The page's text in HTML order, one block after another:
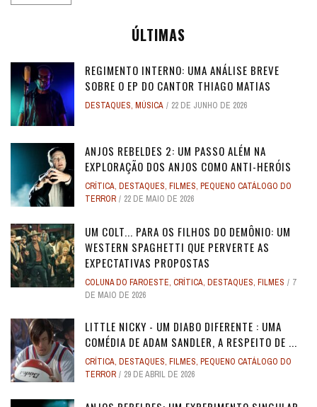
ÚLTIMAS
REGIMENTO INTERNO: UMA ANÁLISE BREVE
SOBRE O EP DO CANTOR THIAGO MATIAS
DESTAQUES, MÚSICA 22 DE JUNHO DE 2026
ANJOS REBELDES 2: UM PASSO ALÉM NA
EXPLORAÇÃO DOS ANJOS COMO ANTI-HERÓIS
CRÍTICA, DESTAQUES, FILMES, PEQUENO CATÁLOGO DO
TERROR
22 DE MAIO DE 2026
UM COLT... PARA OS FILHOS DO DEMÔNIO: UM
WESTERN SPAGHETTI QUE PERVERTE AS
EXPECTATIVAS PROPOSTAS
COLUNA DO FAROESTE, CRÍTICA, DESTAQUES, FILMES
7
DE MAIO DE 2026
LITTLE NICKY - UM DIABO DIFERENTE : UMA
COMÉDIA DE ADAM SANDLER, A RESPEITO DE ...
CRÍTICA, DESTAQUES, FILMES, PEQUENO CATÁLOGO DO
TERROR
29 DE ABRIL DE 2026